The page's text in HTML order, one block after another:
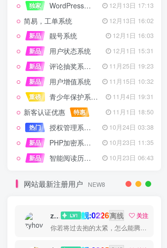
独家
WordPress设备管理器插件 – 专业版 12月13日 17:13
简易，工单系统
12月13日 16:02
新品
靓号系统
12月1日 16:03
新品
用户状态系统
12月1日 15:31
新品
评论抽奖系统 – 完整功能详解
11月25日 19:23
新品
用户增值系统
11月15日 10:32
重磅
青少年保护系统 专为子比主题开发 11月4日 19:31
新客认证优惠 特惠
11月1日 18:50
热门
授权管理系统子比主题专版
10月24日 03:38
新品
PHP加密系统专业版
10月23日 11:35
新品
智能阅读历史系统 10月23日 06:43
网站最新注册用户 NEW8
zyhove 靓:0226离线
关注
你若将过去抱的太紧，怎么能腾出手来拥抱现在？